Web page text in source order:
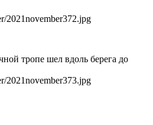
тропе шел вдоль берега до